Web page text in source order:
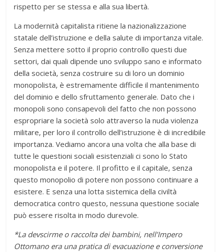
rispetto per se stessa e alla sua libertà.
La modernità capitalista ritiene la nazionalizzazione
statale dell’istruzione e della salute di importanza vitale.
Senza mettere sotto il proprio controllo questi due
settori, dai quali dipende uno sviluppo sano e informato
della società, senza costruire su di loro un dominio
monopolista, è estremamente difficile il mantenimento
del dominio e dello sfruttamento generale. Dato che i
monopoli sono consapevoli del fatto che non possono
espropriare la società solo attraverso la nuda violenza
militare, per loro il controllo dell’istruzione è di incredibile
importanza. Vediamo ancora una volta che alla base di
tutte le questioni sociali esistenziali ci sono lo Stato
monopolista e il potere. Il profitto e il capitale, senza
questo monopolio di potere non possono continuare a
esistere. E senza una lotta sistemica della civiltà
democratica contro questo, nessuna questione sociale
può essere risolta in modo durevole.
*La devscirme o raccolta dei bambini, nell’Impero
Ottomano era una pratica di evacuazione e conversione